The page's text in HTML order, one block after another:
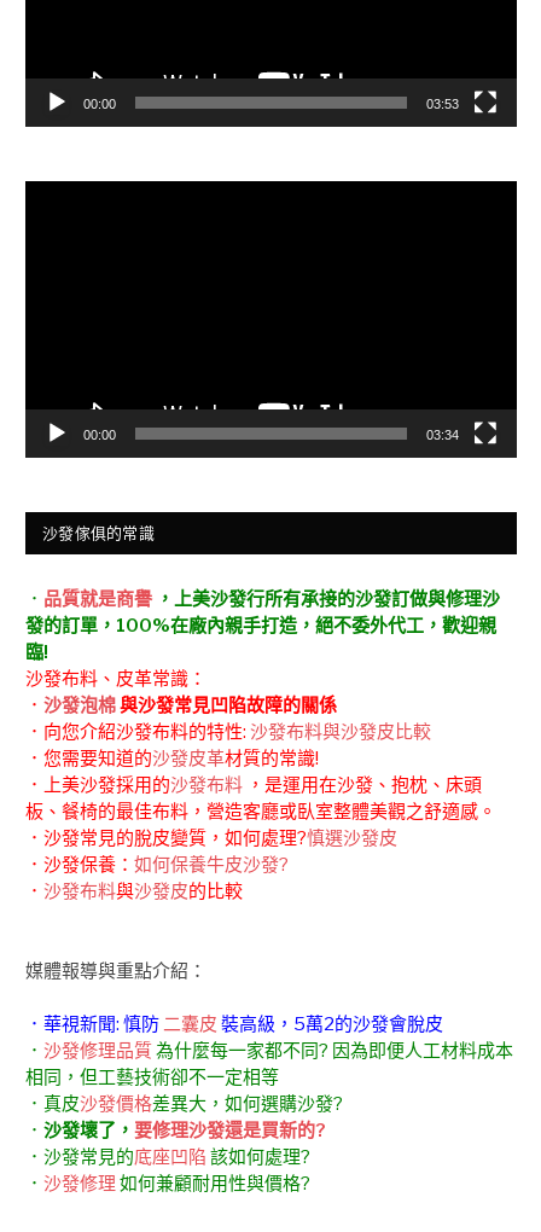
00:00 03:53
00:00 03:34
沙發傢俱的常識
． 品質就是商譽 ，上美沙發行所有承接的沙發訂做與修理沙
發的訂單，100%在廠內親手打造，絕不委外代工，歡迎親
臨!
沙發布料、皮革常識：
． 沙發泡棉與沙發常見凹陷故障的關係
．向您介紹沙發布料的特性: 沙發布料與沙發皮比較
．您需要知道的沙發皮革材質的常識!
．上美沙發採用的沙發布料 ，是運用在沙發、抱枕、床頭
板、餐椅的最佳布料，營造客廳或臥室整體美觀之舒適感。
．沙發常見的脫皮變質，如何處理?慎選沙發皮
．沙發保養： 如何保養牛皮沙發?
． 沙發布料與沙發皮的比較
媒體報導與重點介紹：
．華視新聞: 慎防二囊皮 裝高級，5萬2的沙發會脫皮
． 沙發修理品質為什麼每一家都不同? 因為即便人工材料成本
相同，但工藝技術卻不一定相等
．真皮沙發價格差異大，如何選購沙發?
． 沙發壞了， 要修理沙發還是買新的?
．沙發常見的底座凹陷 該如何處理?
． 沙發修理 如何兼顧耐用性與價格?